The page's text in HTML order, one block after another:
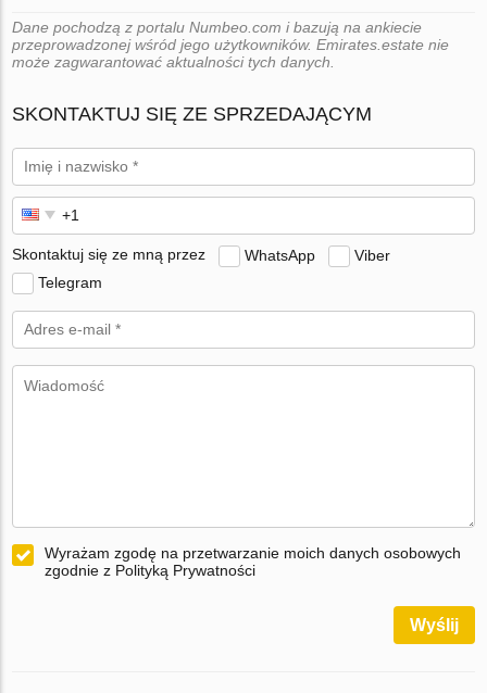
Dane pochodzą z portalu Numbeo.com i bazują na ankiecie
przeprowadzonej wśród jego użytkowników. Emirates.estate nie
może zagwarantować aktualności tych danych.
SKONTAKTUJ SIĘ ZE SPRZEDAJĄCYM
Skontaktuj się ze mną przez WhatsApp
Viber
Telegram
Wyrażam zgodę na przetwarzanie moich danych osobowych
zgodnie z Polityką Prywatności
Wyślij